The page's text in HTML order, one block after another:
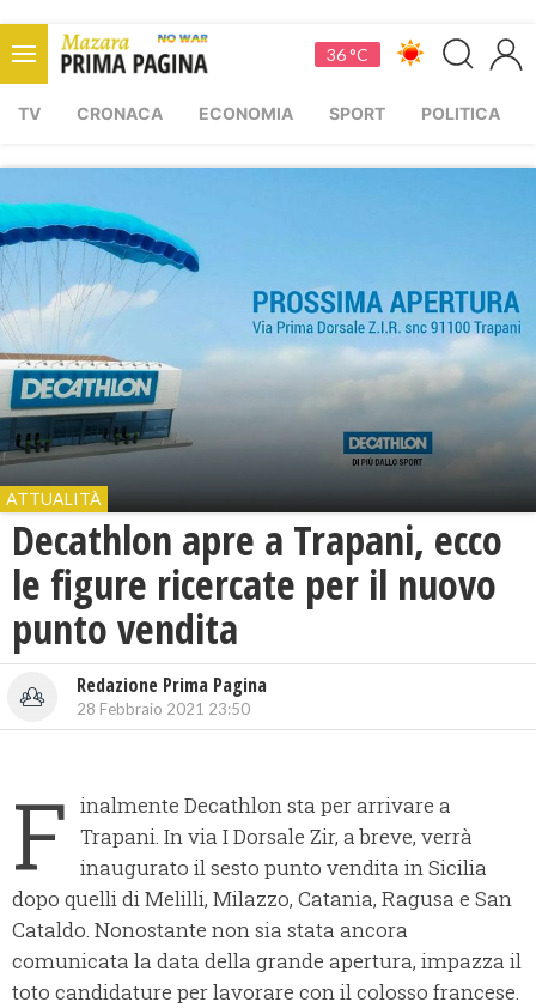
36 °C
TV CRONACA ECONOMIA SPORT POLITICA
ATTUALITÀ
Decathlon apre a Trapani, ecco
le figure ricercate per il nuovo
punto vendita
Redazione Prima Pagina
28 Febbraio 2021 23:50
F inalmente Decathlon sta per arrivare a
Trapani. In via I Dorsale Zir, a breve, verrà
inaugurato il sesto punto vendita in Sicilia
dopo quelli di Melilli, Milazzo, Catania, Ragusa e San
Cataldo. Nonostante non sia stata ancora
comunicata la data della grande apertura, impazza il
toto candidature per lavorare con il colosso francese.